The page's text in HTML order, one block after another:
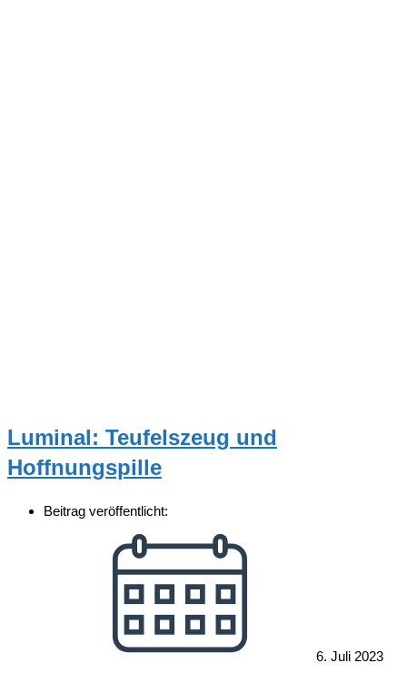
Luminal: Teufelszeug und
Hoffnungspille
Beitrag veröffentlicht:
6. Juli 2023